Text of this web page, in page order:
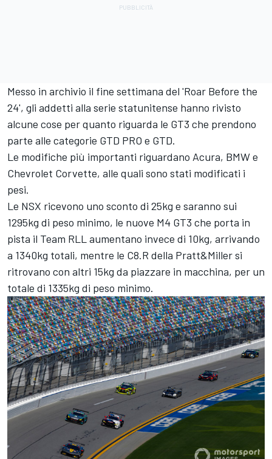
Messo in archivio il fine settimana del 'Roar Before the
24', gli addetti alla serie statunitense hanno rivisto
alcune cose per quanto riguarda le GT3 che prendono
parte alle categorie GTD PRO e GTD.
Le modifiche più importanti riguardano Acura, BMW e
Chevrolet Corvette, alle quali sono stati modificati i
pesi.
Le NSX ricevono uno sconto di 25kg e saranno sui
1295kg di peso minimo, le nuove M4 GT3 che porta in
pista il Team RLL aumentano invece di 10kg, arrivando
a 1340kg totali, mentre le C8.R della Pratt&Miller si
ritrovano con altri 15kg da piazzare in macchina, per un
totale di 1335kg di peso minimo.